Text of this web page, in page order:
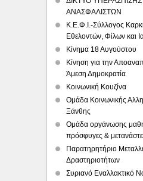
ΑΝΑΣΦΑΛΙΣΤΩΝ
Κ.Ε.Φ.Ι.-Σύλλογος
Εθελοντών, Φίλων και
Κίνημα 18 Αυγούστου
Κίνηση για την
Άμεση Δημοκρατία
Κοινωνική Κουζίνα
Ομάδα Κοινωνικής
Ξάνθης
Ομάδα οργάνωσης
πρόσφυγες &
Παρατηρητήριο
Δραστηριοτήτων
Συριανό Εναλλακτικό